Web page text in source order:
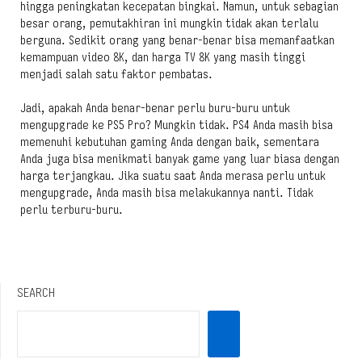
hingga peningkatan kecepatan bingkai. Namun, untuk sebagian
besar orang, pemutakhiran ini mungkin tidak akan terlalu
berguna. Sedikit orang yang benar-benar bisa memanfaatkan
kemampuan video 8K, dan harga TV 8K yang masih tinggi
menjadi salah satu faktor pembatas.
Jadi, apakah Anda benar-benar perlu buru-buru untuk
mengupgrade ke PS5 Pro? Mungkin tidak. PS4 Anda masih bisa
memenuhi kebutuhan gaming Anda dengan baik, sementara
Anda juga bisa menikmati banyak game yang luar biasa dengan
harga terjangkau. Jika suatu saat Anda merasa perlu untuk
mengupgrade, Anda masih bisa melakukannya nanti. Tidak
perlu terburu-buru.
SEARCH